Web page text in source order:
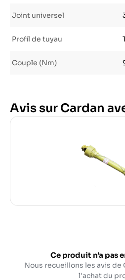
Joint universel
Profil de tuyau
Couple (Nm)
Avis sur Cardan
Ce produit n'a pas
Nous recueillons les avis
l'achat du